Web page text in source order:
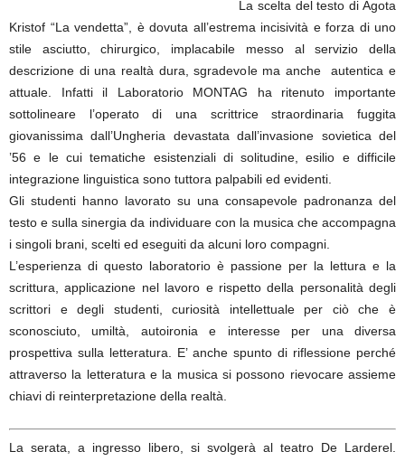
La scelta del testo di Agota
Kristof “La vendetta”, è dovuta all’estrema incisività e forza di uno
stile asciutto, chirurgico, implacabile messo al servizio della
descrizione di una realtà dura, sgradevole ma anche autentica e
attuale. Infatti il Laboratorio MONTAG ha ritenuto importante
sottolineare l’operato di una scrittrice straordinaria fuggita
giovanissima dall’Ungheria devastata dall’invasione sovietica del
’56 e le cui tematiche esistenziali di solitudine, esilio e difficile
integrazione linguistica sono tuttora palpabili ed evidenti.
Gli studenti hanno lavorato su una consapevole padronanza del
testo e sulla sinergia da individuare con la musica che accompagna
i singoli brani, scelti ed eseguiti da alcuni loro compagni.
L’esperienza di questo laboratorio è passione per la lettura e la
scrittura, applicazione nel lavoro e rispetto della personalità degli
scrittori e degli studenti, curiosità intellettuale per ciò che è
sconosciuto, umiltà, autoironia e interesse per una diversa
prospettiva sulla letteratura. E’ anche spunto di riflessione perché
attraverso la letteratura e la musica si possono rievocare assieme
chiavi di reinterpretazione della realtà.
La serata, a ingresso libero, si svolgerà al teatro De Larderel.